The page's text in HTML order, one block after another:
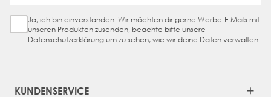
Sign Up Checkbox
Ja, ich bin einverstanden. Wir möchten dir gerne Werbe-E-Mails mit
unseren Produkten zusenden, beachte bitte unsere
Datenschutzerklärungum zu sehen, wie wir deine Daten verwalten.
KUNDENSERVICE